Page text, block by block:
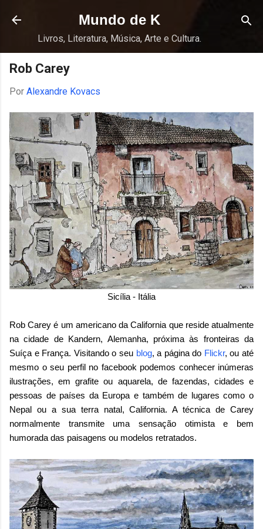
Pular para o conteúdo principal
Mundo de K
Livros, Literatura, Música, Arte e Cultura.
Rob Carey
Por Alexandre Kovacs
Sicília - Itália
Rob Carey é um americano da California que reside atualmente
na cidade de Kandern, Alemanha, próxima às fronteiras da
Suíça e França. Visitando o seu blog, a página do Flickr, ou até
mesmo o seu perfil no facebook podemos conhecer inúmeras
ilustrações, em grafite ou aquarela, de fazendas, cidades e
pessoas de países da Europa e também de lugares como o
Nepal ou a sua terra natal, California. A técnica de Carey
normalmente transmite uma sensação otimista e bem
humorada das paisagens ou modelos retratados.